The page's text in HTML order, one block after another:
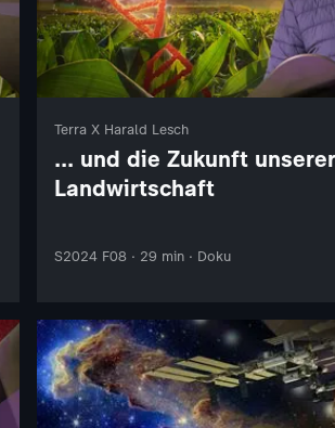
Terra X Harald Lesch
... und die Zukunft unserer
Landwirtschaft
S2024 F08 · 29 min · Doku